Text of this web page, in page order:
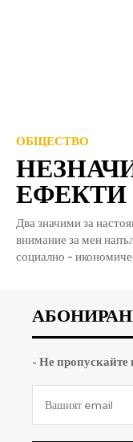
ОБЩЕСТВО
ЕФЕКТИ
Два значими за
внимание за мен
- Не